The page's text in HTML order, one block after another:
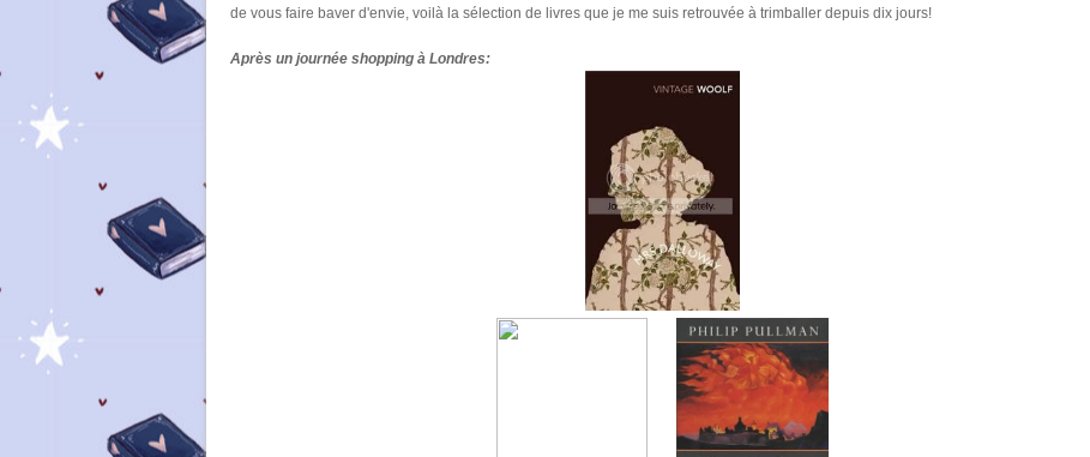
de vous faire baver d'envie, voilà la sélection de livres que je me suis retrouvée à trimballer depuis dix jours!
Après un journée shopping à Londres: